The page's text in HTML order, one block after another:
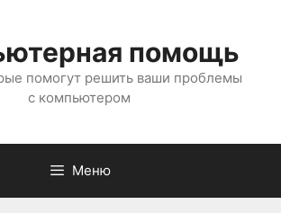
помощь
помогут решить ваши проблемы
с компьютером
Меню